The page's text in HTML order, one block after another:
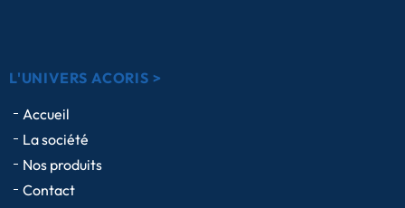
L'UNIVERS ACORIS >
Accueil
La société
Nos produits
Contact